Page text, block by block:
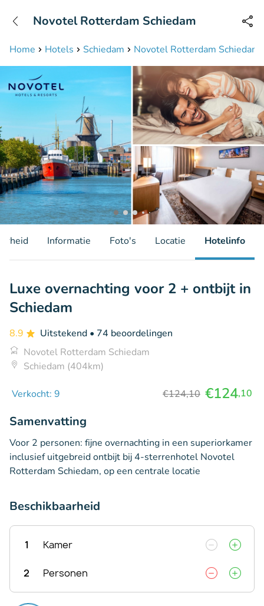
Bereikbaar tot 23:00 uur
Home Hotels Schiedam Novotel Rotterdam Schiedam
Novotel Rotterdam Schiedam
Informatie Foto's Locatie Hotelinfo
Luxe overnachting voor 2 + ontbijt in
Schiedam
8.9 Uitstekend • 74 beoordelingen
Novotel Rotterdam Schiedam
Schiedam (404km)
Verkocht: 9 €124,10 €124,10
Samenvatting
Voor 2 personen: fijne overnachting in een superiorkamer
inclusief uitgebreid ontbijt bij 4-sterrenhotel Novotel
Rotterdam Schiedam, op een centrale locatie
Beschikbaarheid
1 Kamer
2 Personen